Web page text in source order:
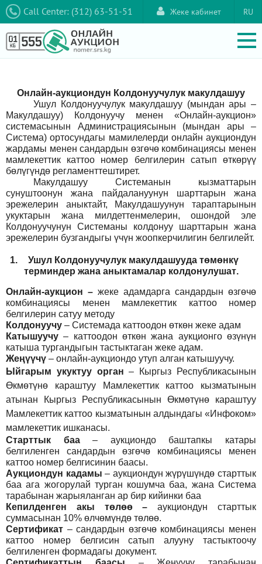
Call Center: (312) 63-51-51 RU
Жеке кабинет
Онлайн-аукциондун Колдонуучулук макулдашуу
Ушул Колдонуучулук макулдашуу (мындан ары –
Макулдашуу) Колдонуучу менен «Онлайн-аукцион»
системасынын Администрациясынын (мындан ары –
Система) ортосундагы мамилелерди онлайн аукциондун
жардамы менен сандардын өзгөчө комбинациясы менен
мамлекеттик каттоо номер белгилерин сатып өткөрүү
бөлүгүндө регламенттештирет.
Макулдашуу Системанын кызматтарын
сунуштоонун жана пайдалануунун шарттарын жана
эрежелерин аныктайт, Макулдашуунун тараптарынын
укуктарын жана милдеттенмелерин, ошондой эле
Колдонуучунун Системаны колдонуу шарттарын жана
эрежелерин бузгандыгы үчүн жоопкерчилигин белгилейт.
1.
Ушул Колдонуучулук макулдашууда төмөнкү
терминдер жана аныктамалар колдонулушат.
Онлайн-аукцион – жеке адамдарга сандардын өзгөчө
комбинациясы менен мамлекеттик каттоо номер
белгилерин сатуу методу
Колдонуучу – Системада каттоодон өткөн жеке адам
Катышуучу – каттоодон өткөн жана аукционго өзүнүн
катыша тургандыгын тастыктаган жеке адам.
Жеңүүчү – онлайн-аукциондо утуп алган катышуучу.
Ыйгарым укуктуу орган –
Кыргыз Республикасынын
Өкмөтүнө караштуу Мамлекеттик каттоо кызматынын
атынан Кыргыз Республикасынын Өкмөтүнө караштуу
Мамлекеттик каттоо кызматынын алдындагы «Инфоком»
мамлекеттик ишканасы.
Старттык баа– аукциондо баштапкы катары
белгиленген сандардын өзгөчө комбинациясы менен
каттоо номер белгисинин баасы.
Аукциондун кадамы – аукциондун жүрүшүндө старттык
баа ага жогорулай турган кошумча баа, жана Система
тарабынан жарыяланган ар бир кийинки баа
Кепилденген акы төлөө
–аукциондун старттык
суммасынан 10% өлчөмүндө төлөө.
Сертификат – сандардын өзгөчө комбинациясы менен
каттоо номер белгисин сатып алууну тастыктоочу
белгиленген формадагы документ.